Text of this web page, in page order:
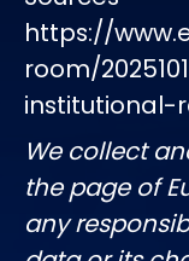
https://
room/
We collect
the page of
any